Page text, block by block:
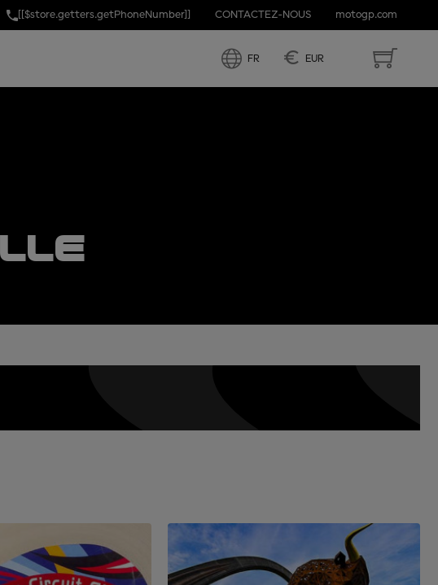
[[$store.getters.getPhoneNumber]] CONTACTEZ-NOUS motogp.com
FR € EUR